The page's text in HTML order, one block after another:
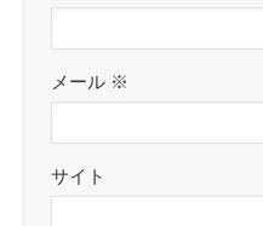
メール ※
サイト